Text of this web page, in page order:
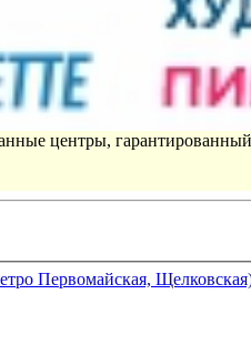
центры,
Первомайская,